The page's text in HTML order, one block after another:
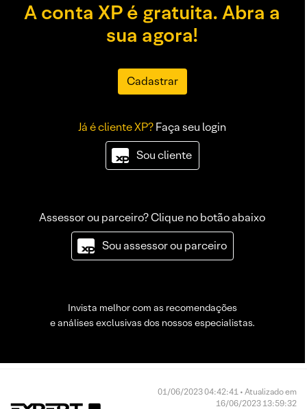
A conta XP é gratuita. Abra a
sua agora!
Cadastrar
Já é cliente XP?Faça seu login
Sou cliente
Assessor ou parceiro? Clique no botão abaixo
Sou assessor ou parceiro
Invista melhor com as recomendações
e análises exclusivas dos nossos especialistas.
01/06/2023 04:42:41 • Atualizado em
16/06/2023 13:59:32